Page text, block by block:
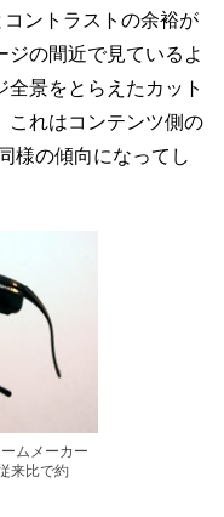
ントラストの余裕が
の間近で見ているよ
景をとらえたカット
これはコンテンツ側の
様の傾向になってし
ムメーカー
来比で約